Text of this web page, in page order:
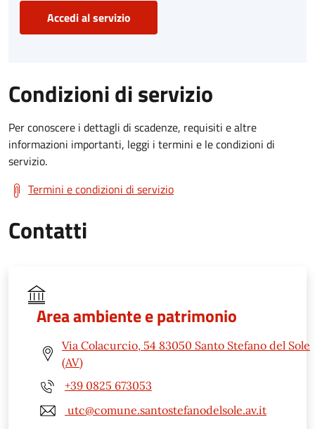
Accedi al servizio
Condizioni di servizio
Per conoscere i dettagli di scadenze, requisiti e altre
informazioni importanti, leggi i termini e le condizioni di
servizio.
Termini e condizioni di servizio
Contatti
Area ambiente e patrimonio
Via Colacurcio, 54 83050 Santo Stefano del Sole
(AV)
+39 0825 673053
utc@comune.santostefanodelsole.av.it